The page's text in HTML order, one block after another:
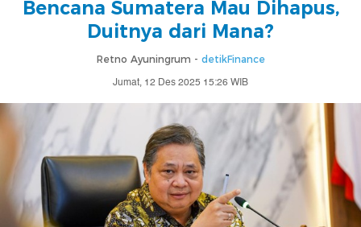
Bencana Sumatera Mau Dihapus,
Duitnya dari Mana?
Retno Ayuningrum - detikFinance
Jumat, 12 Des 2025 15:26 WIB